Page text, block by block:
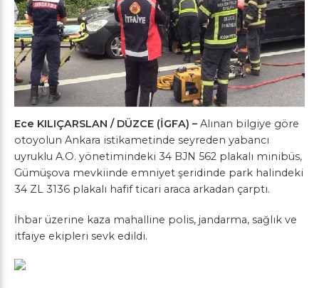
Ece KILIÇARSLAN / DÜZCE (İGFA) – Alınan bilgiye göre
otoyolun Ankara istikametinde seyreden yabancı
uyruklu A.O. yönetimindeki 34 BJN 562 plakalı minibüs,
Gümüşova mevkiinde emniyet şeridinde park halindeki
34 ZL 3136 plakalı hafif ticari araca arkadan çarptı.
İhbar üzerine kaza mahalline polis, jandarma, sağlık ve
itfaiye ekipleri sevk edildi.